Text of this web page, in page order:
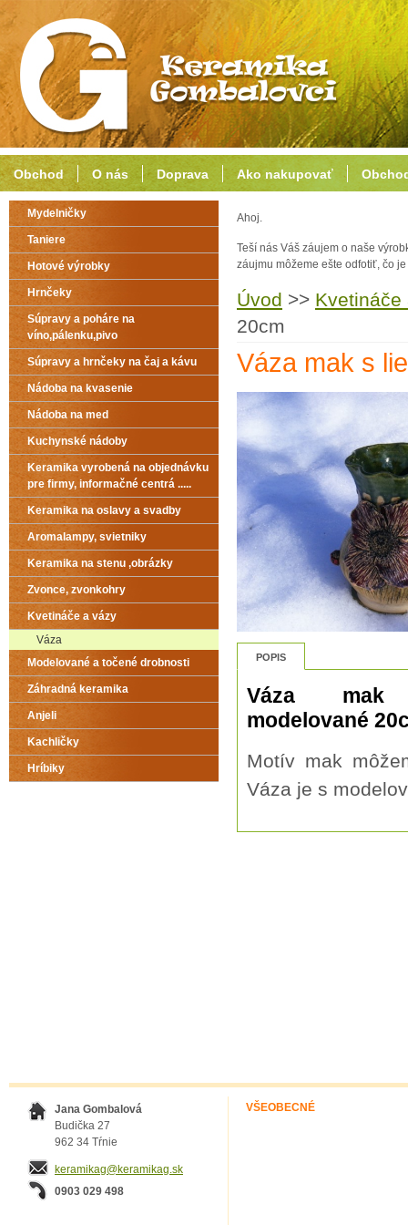
Ahoj.
Teší nás Váš záujem o naše
záujmu môžeme ešte odfotiť, čo
Úvod >> Kvetináče
20cm
Váza mak s
POPIS
Váza
modelované
Motív mak
Váza je s
Mydelničky
Taniere
Hotové výrobky
Hrnčeky
Súpravy a poháre na
víno,pálenku,pivo
Súpravy a hrnčeky na čaj a kávu
Nádoba na kvasenie
Nádoba na med
Kuchynské nádoby
Keramika vyrobená na objednávku
pre firmy, informačné centrá .....
Keramika na oslavy a svadby
Aromalampy, svietniky
Keramika na stenu ,obrázky
Zvonce, zvonkohry
Kvetináče a vázy
Váza
Modelované a točené drobnosti
Záhradná keramika
Anjeli
Kachličky
Hríbiky
Jana Gombalová
Budička 27
962 34 Tŕnie
keramikag@keramikag.sk
0903 029 498
VŠEOBECNÉ
Obchod O nás Doprava Ako nakupovať